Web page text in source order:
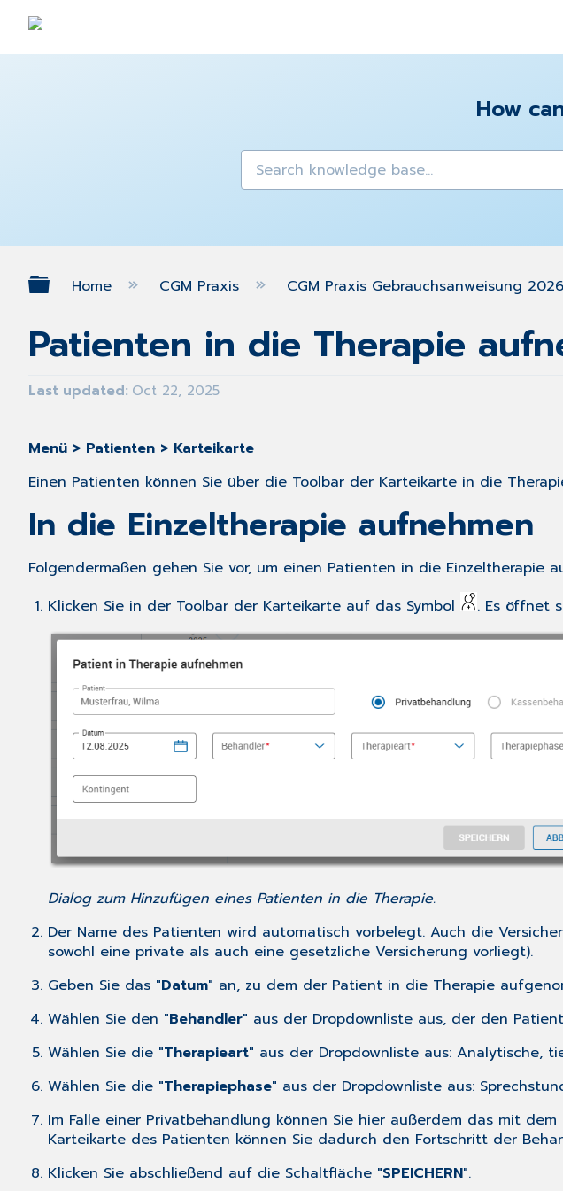
How
Expand/collapse global hierarchy
Home CGM Praxis CGM Praxis Gebrauchsanweisung
Patienten in die Therapie
Last updated Oct 22, 2025
Menü > Patienten > Karteikarte
Einen Patienten können Sie über die Toolbar der Karteikarte in die
In die Einzeltherapie aufnehmen
Folgendermaßen gehen Sie vor, um einen Patienten in die
Klicken Sie in der Toolbar der Karteikarte auf das Symbol
. Es öffnet
Dialog zum Hinzufügen eines Patienten in die Therapie.
Der Name des Patienten wird automatisch vorbelegt. Auch die
sowohl eine private als auch eine gesetzliche Versicherung vorliegt).
Geben Sie das "Datum" an, zu dem der Patient in die Therapie
Wählen Sie den "Behandler" aus der Dropdownliste aus, der den
Wählen Sie die "Therapieart" aus der Dropdownliste aus: Analytische,
Wählen Sie die "Therapiephase" aus der Dropdownliste aus:
Im Falle einer Privatbehandlung können Sie hier außerdem das mit
Karteikarte des Patienten können Sie dadurch den Fortschritt der
Klicken Sie abschließend auf die Schaltfläche "SPEICHERN".